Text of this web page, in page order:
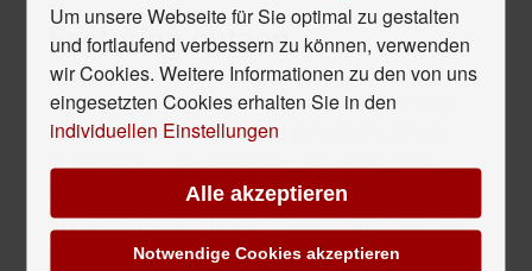
Factoring nutzen
Immer mehr Unternehmen entscheiden sich dafür,
den bürokratischen Aufwand zu meiden, der mit
säumigen Kunden einhergeht. Sie wollen daher
Forderungen verkaufen, um so möglichst schnell
Geld aus der Forderungabzüglich Factoringgebühr
und Zins zu bekommen. Schnell verbessert sich so
Um unsere Webseite für Sie optimal zu gestalten
und fortlaufend verbessern zu können, verwenden
wir Cookies. Weitere Informationen zu den von uns
eingesetzten Cookies erhalten Sie in den
individuellen Einstellungen
Alle akzeptieren
Notwendige Cookies akzeptieren